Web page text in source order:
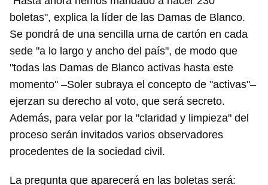
boletas", explica la líder de las Damas de Blanco.
Se pondrá de una sencilla urna de cartón en cada
sede "a lo largo y ancho del país", de modo que
"todas las Damas de Blanco activas hasta este
momento" –Soler subraya el concepto de "activas"–
ejerzan su derecho al voto, que será secreto.
Además, para velar por la "claridad y limpieza" del
proceso serán invitados varios observadores
procedentes de la sociedad civil.
La pregunta que aparecerá en las boletas será: